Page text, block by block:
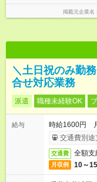
掲載元企業名
＼土日祝のみ勤
合せ対応業務
派遣 職種未経験OK
給与
時給1600円
交通費別途
交通費 全額支
月収例 10～